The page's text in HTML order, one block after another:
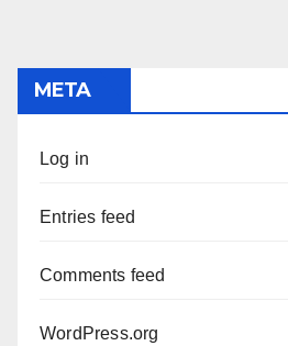
META
Log in
Entries feed
Comments feed
WordPress.org